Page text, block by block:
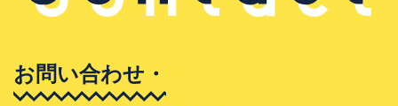
お問い合わせ・